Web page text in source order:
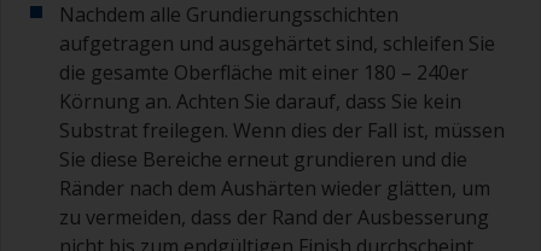
Nachdem alle Grundierungsschichten
aufgetragen und ausgehärtet sind, schleifen Sie
die gesamte Oberfläche mit einer 180 – 240er
Körnung an. Achten Sie darauf, dass Sie kein
Substrat freilegen. Wenn dies der Fall ist, müssen
Sie diese Bereiche erneut grundieren und die
Ränder nach dem Aushärten wieder glätten, um
zu vermeiden, dass der Rand der Ausbesserung